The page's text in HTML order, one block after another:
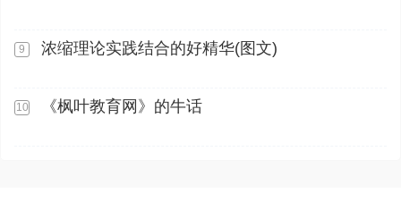
9 浓缩理论实践结合的好精华(图文)
10 《枫叶教育网》的牛话